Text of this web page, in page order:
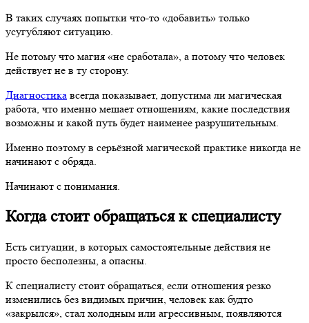
В таких случаях попытки что-то «добавить» только
усугубляют ситуацию.
Не потому что магия «не сработала», а потому что человек
действует не в ту сторону.
Диагностика всегда показывает, допустима ли магическая
работа, что именно мешает отношениям, какие последствия
возможны и какой путь будет наименее разрушительным.
Именно поэтому в серьёзной магической практике никогда не
начинают с обряда.
Начинают с понимания.
Когда стоит обращаться к специалисту
Есть ситуации, в которых самостоятельные действия не
просто бесполезны, а опасны.
К специалисту стоит обращаться, если отношения резко
изменились без видимых причин, человек как будто
«закрылся», стал холодным или агрессивным, появляются